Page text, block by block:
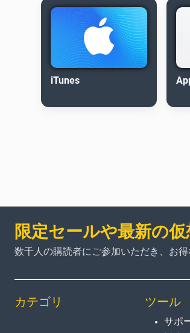
iTunes
限定セールや最新の
数千人の購読者にご参加いただき、お
カテゴリ ツール
サポ